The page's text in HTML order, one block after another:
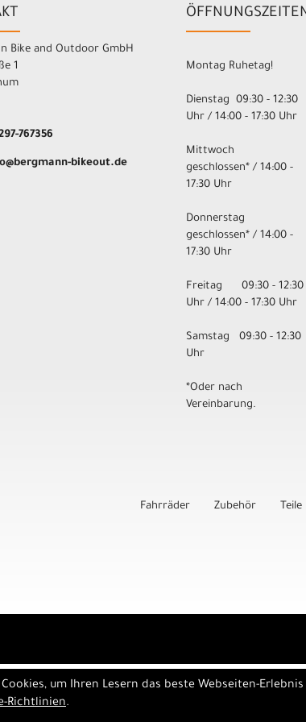
Bike and Outdoor GmbH
1
767356
bikeout.de
Montag Ruhetag!
Dienstag 09:30 - 12:30
Uhr / 14:00 - 17:30 Uhr
Mittwoch
geschlossen* / 14:00 -
17:30 Uhr
Donnerstag
geschlossen* / 14:00 -
17:30 Uhr
Freitag 09:30 - 12:30
Uhr / 14:00 - 17:30 Uhr
Samstag 09:30 - 12:30
Uhr
*Oder nach
Vereinbarung.
Fahrräder Zubehör Teile
um Ihren Lesern das beste Webseiten-
Richtlinien.